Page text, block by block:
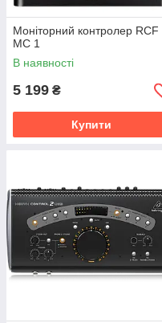
Моніторний контролер RCF
MC 1
В наявності
5 199 ₴
Купити